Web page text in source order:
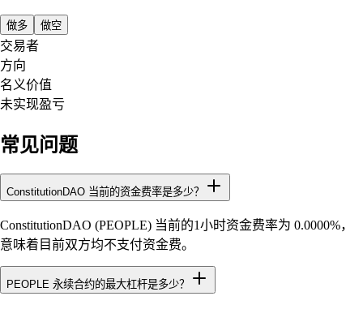
做多 做空
交易者
方向
名义价值
未实现盈亏
常见问题
ConstitutionDAO 当前的资金费率是多少？
ConstitutionDAO (PEOPLE) 当前的1小时资金费率为 0.0000%，
意味着目前双方均不支付资金费。
PEOPLE 永续合约的最大杠杆是多少？